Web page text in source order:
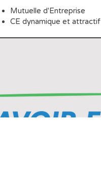
Mutuelle d'Entreprise
CE dynamique et attractif